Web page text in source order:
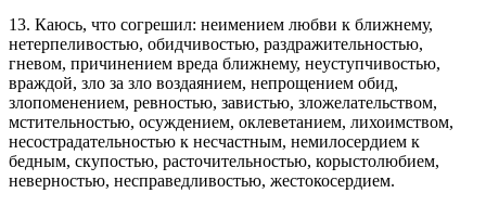
13. Каюсь, что согрешил: неимением любви к ближнему,
нетерпеливостью, обидчивостью, раздражительностью,
гневом, причинением вреда ближнему, неуступчивостью,
враждой, зло за зло воздаянием, непрощением обид,
злопоменением, ревностью, завистью, зложелательством,
мстительностью, осуждением, оклеветанием, лихоимством,
несострадательностью к несчастным, немилосердием к
бедным, скупостью, расточительностью, корыстолюбием,
неверностью, несправедливостью, жестокосердием.